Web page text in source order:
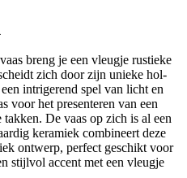
breng je een vleugje rustieke
zich door zijn unieke hol-
intrigerend spel van licht en
voor het presenteren van een
De vaas op zich is al een
keramiek combineert deze
ontwerp, perfect geschikt voor
stijlvol accent met een vleugje